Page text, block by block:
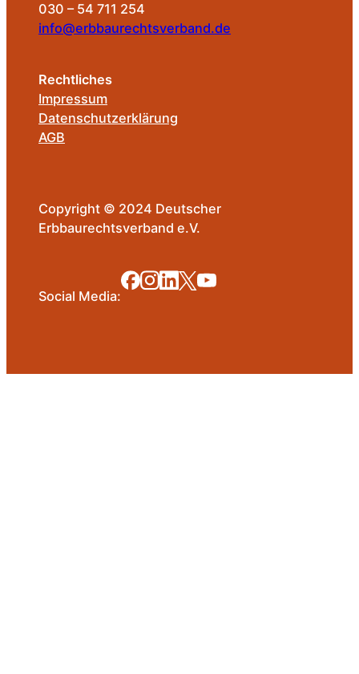
030 – 54 711 254
info@erbbaurechtsverband.de
Rechtliches
Impressum
Datenschutzerklärung
AGB
Copyright © 2024 Deutscher
Erbbaurechtsverband e.V.
Social Media: